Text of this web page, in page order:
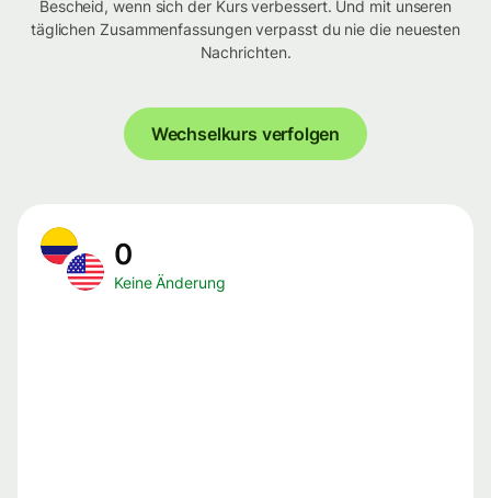
Bescheid, wenn sich der Kurs verbessert. Und mit unseren
täglichen Zusammenfassungen verpasst du nie die neuesten
Nachrichten.
Wechselkurs verfolgen
0
Keine Änderung